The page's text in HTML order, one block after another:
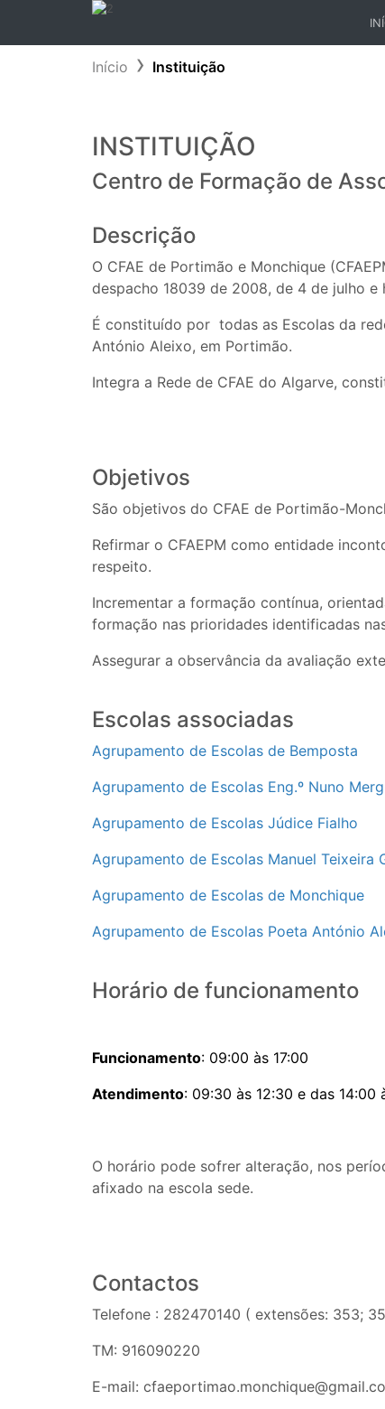
Início Instituição
INSTITUIÇÃO
Centro de Formação de
Descrição
O CFAE de Portimão e Monchique
despacho 18039 de 2008, de 4 de julho
É constituído por todas as Escolas da
António Aleixo, em Portimão.
Integra a Rede de CFAE do Algarve,
Objetivos
São objetivos do CFAE de Portimão-
Refirmar o CFAEPM como entidade
respeito.
Incrementar a formação contínua,
formação nas prioridades identificadas
Assegurar a observância da avaliação
Escolas associadas
Agrupamento de Escolas de Bemposta
Agrupamento de Escolas Eng.º Nuno
Agrupamento de Escolas Júdice Fialho
Agrupamento de Escolas Manuel Teixeira
Agrupamento de Escolas de Monchique
Agrupamento de Escolas Poeta António
Horário de funcionamento
Funcionamento: 09:00 às 17:00
Atendimento: 09:30 às 12:30 e das 14:00
O horário pode sofrer alteração, nos
afixado na escola sede.
Contactos
Telefone : 282470140 ( extensões: 353;
TM: 916090220
E-mail: